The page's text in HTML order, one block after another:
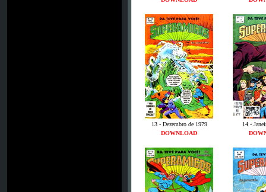
13 - Dezembro de 1979
14 -
DOWNLOAD